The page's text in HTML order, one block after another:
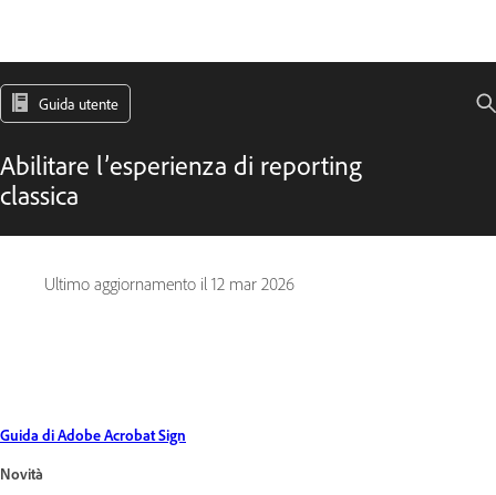
Guida utente
Abilitare l’esperienza di reporting
classica
Ultimo aggiornamento il 12 mar 2026
Guida di Adobe Acrobat Sign
Novità